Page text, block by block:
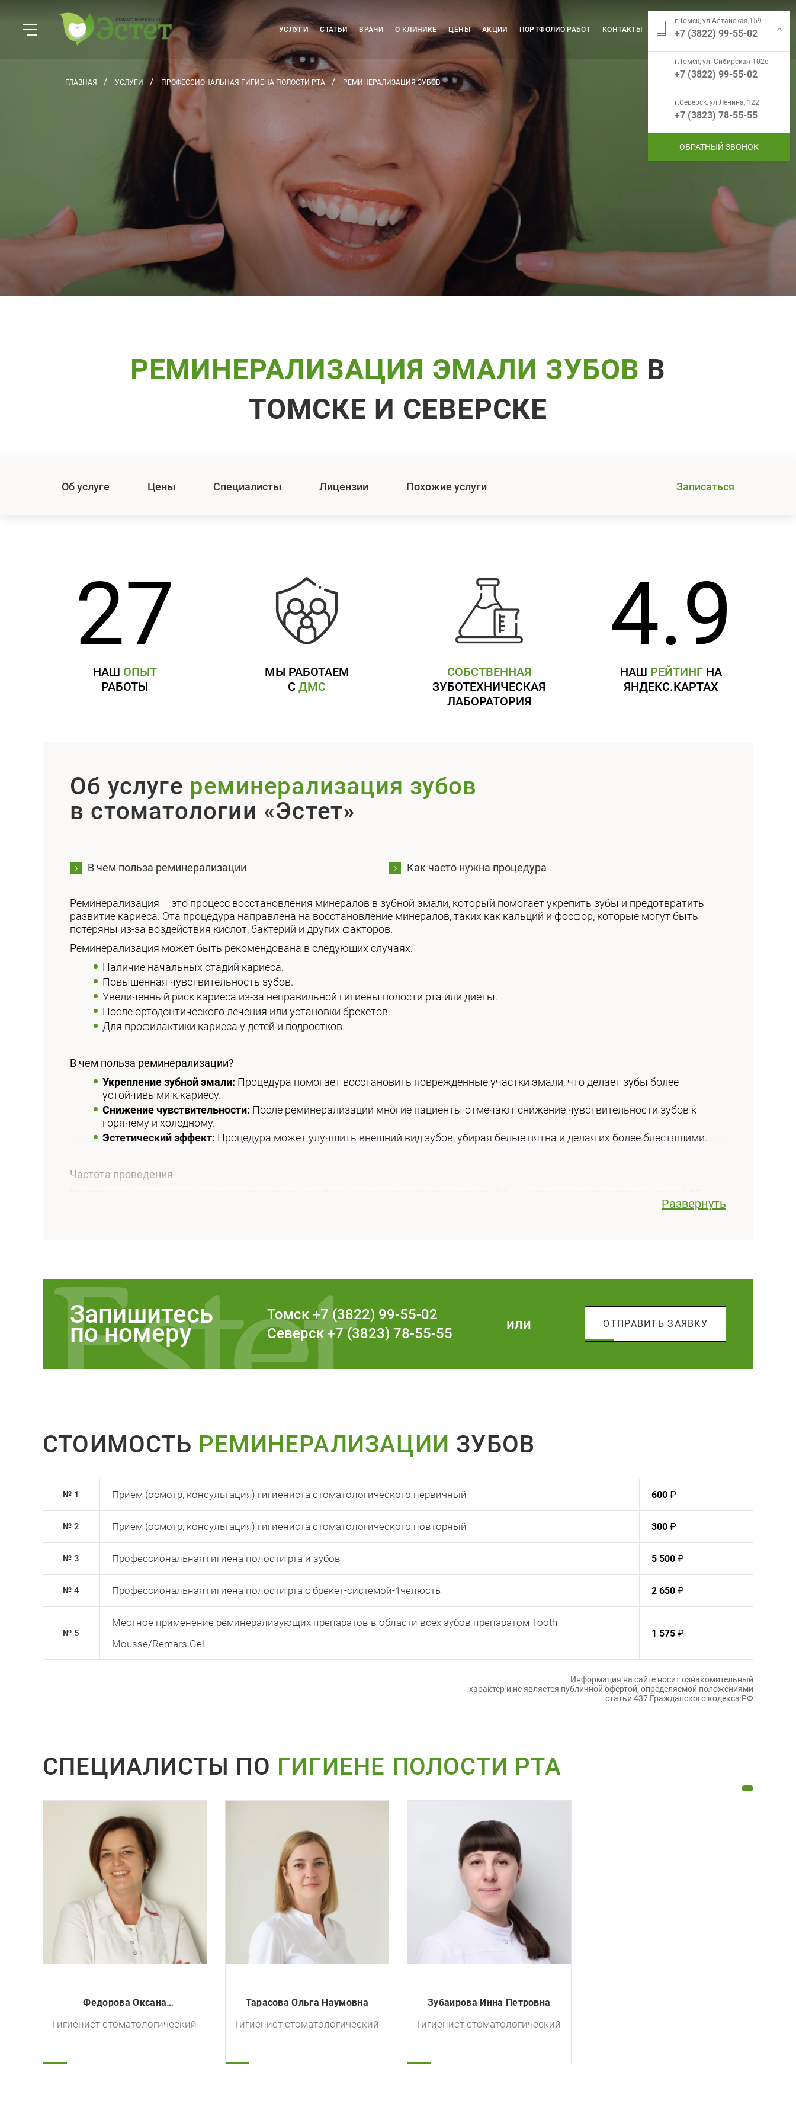
УСЛУГИ СТАТЬИ ВРАЧИ О КЛИНИКЕ ЦЕНЫ АКЦИИ ПОРТФОЛИО РАБОТ КОНТАКТЫ
г.Томск, ул.Алтайская,159
+7 (3822) 99-55-02
г.Томск, ул. Сибирская 102е
+7 (3822) 99-55-02
г.Северск, ул.Ленина, 122
+7 (3823) 78-55-55
ОБРАТНЫЙ ЗВОНОК
ГЛАВНАЯ УСЛУГИ ПРОФЕССИОНАЛЬНАЯ ГИГИЕНА ПОЛОСТИ РТА РЕМИНЕРАЛИЗАЦИЯ ЗУБОВ
РЕМИНЕРАЛИЗАЦИЯ ЭМАЛИ ЗУБОВ В
ТОМСКЕ И СЕВЕРСКЕ
Об услуге Цены Специалисты Лицензии Похожие услуги Записаться
27
НАШ ОПЫТ
РАБОТЫ
МЫ РАБОТАЕМ
СДМС
СОБСТВЕННАЯ
ЗУБОТЕХНИЧЕСКАЯ
ЛАБОРАТОРИЯ
4.9
НАШ РЕЙТИНГ НА
ЯНДЕКС.КАРТАХ
Об услуге реминерализация зубов
в стоматологии «Эстет»
В чем польза реминерализации Как часто нужна процедура
Реминерализация – это процесс восстановления минералов в зубной эмали, который помогает укрепить зубы и предотвратить
развитие кариеса. Эта процедура направлена на восстановление минералов, таких как кальций и фосфор, которые могут быть
потеряны из-за воздействия кислот, бактерий и других факторов.
Реминерализация может быть рекомендована в следующих случаях:
Наличие начальных стадий кариеса.
Повышенная чувствительность зубов.
Увеличенный риск кариеса из-за неправильной гигиены полости рта или диеты.
После ортодонтического лечения или установки брекетов.
Для профилактики кариеса у детей и подростков.
В чем польза реминерализации?
Укрепление зубной эмали: Процедура помогает восстановить поврежденные участки эмали, что делает зубы более
устойчивыми к кариесу.
Снижение чувствительности: После реминерализации многие пациенты отмечают снижение чувствительности зубов к
горячему и холодному.
Эстетический эффект: Процедура может улучшить внешний вид зубов, убирая белые пятна и делая их более блестящими.
Частота проведения
Избегайте употребления кислых и сладких продуктов в течение первых 24 часов после процедуры.
Регулярно посещайте стоматолога для профилактических осмотров и рекомендаций.
Развернуть
Запишитесь
по номеру
Томск +7 (3822) 99-55-02
Северск +7 (3823) 78-55-55
или ОТПРАВИТЬ ЗАЯВКУ
СТОИМОСТЬ РЕМИНЕРАЛИЗАЦИИ ЗУБОВ
№ 1 Прием (осмотр, консультация) гигиениста стоматологического первичный 600 ₽
№ 2 Прием (осмотр, консультация) гигиениста стоматологического повторный 300 ₽
№ 3 Профессиональная гигиена полости рта и зубов 5 500 ₽
№ 4 Профессиональная гигиена полости рта с брекет-системой-1челюсть 2 650 ₽
№ 5
Местное применение реминерализующих препаратов в области всех зубов препаратом Tooth
Mousse/Remars Gel
1 575 ₽
Информация на сайте носит ознакомительный
характер и не является публичной офертой, определяемой положениями
статьи 437 Гражданского кодекса РФ
СПЕЦИАЛИСТЫ ПО ГИГИЕНЕ ПОЛОСТИ РТА
Федорова Оксана
Гигиенист стоматологический
Тарасова Ольга Наумовна
Гигиенист стоматологический
Зубаирова Инна Петровна
Гигиенист стоматологический